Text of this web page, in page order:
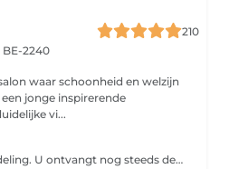
210
2240
waar schoonheid en welzijn
vi...
Dit is een versnelde behandeling. U ontvangt nog steeds dezelfde service en producten als de andere hoofdspa behandeling. De Japanese Hoofdspa is een luxueuze behandeling waarbij geïnspireerde japanese technieken worden gecombineerd met hoogwaardige producten om je een ongeëvenaarde rustige ervaring van ontspanning en verzorging te bieden. Het is een behandeling waarbij je liggend, met je hoofd geleund op een steunkussen tot rust komt waarbij je haren/hoofdhuid worden behandeld (gewassen). Eerst maken we de haren nat met watertherapie. Daarna gaan we verder met de reiniging van je haren en hoofdhuid. Gevolgd met een hoofdhuidmassage tijdens de wasbeurt en een haarmasker dat dieper doordringt door stoomtherapie. Na de behandeling worden de haren altijd met de hand gedroogd. Alsook kan je er een professionele brushing bij boeken. Dit is een privé-behandeling, daardoor is deze enkel tijdens de openingsuren in het salon en/of telefonisch boekbaar. Deze dienst kan NIET geboekt worden tijdens je kleurbehandeling. Wacht hiermee 48uur.